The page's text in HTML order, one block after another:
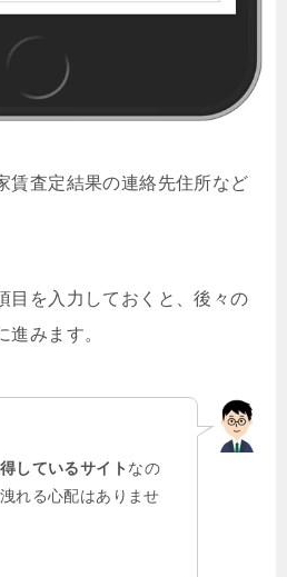
賃査定結果の連絡先住所など
目を入力しておくと、後々の
進みます。
しているサイト なの
れる心配はありませ